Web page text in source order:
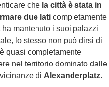
che la città è stata in
due lati completamente
mantenuto i suoi palazzi
lo stesso non può dirsi di
quasi completamente
nel territorio dominato dalle
di Alexanderplatz.